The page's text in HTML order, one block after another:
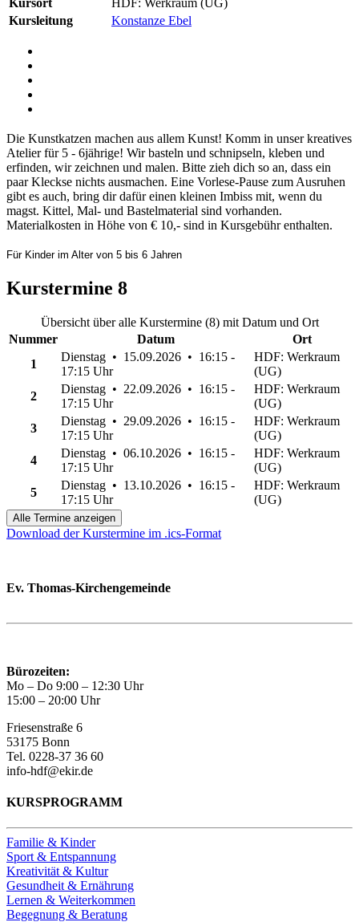
Kursort
HDF: Werkraum (UG)
Kursleitung
Konstanze Ebel
Die Kunstkatzen machen aus allem Kunst! Komm in unser kreatives
Atelier für 5 - 6jährige! Wir basteln und schnipseln, kleben und
erfinden, wir zeichnen und malen. Bitte zieh dich so an, dass ein
paar Kleckse nichts ausmachen. Eine Vorlese-Pause zum Ausruhen
gibt es auch, bring dir dafür einen kleinen Imbiss mit, wenn du
magst. Kittel, Mal- und Bastelmaterial sind vorhanden.
Materialkosten in Höhe von € 10,- sind in Kursgebühr enthalten.
Für Kinder im Alter von 5 bis 6 Jahren
Kurstermine 8
Übersicht über alle Kurstermine (8) mit Datum und Ort
Nummer
Datum
Ort
1
Dienstag • 15.09.2026 • 16:15 -
17:15 Uhr
HDF: Werkraum
(UG)
2
Dienstag • 22.09.2026 • 16:15 -
17:15 Uhr
HDF: Werkraum
(UG)
3
Dienstag • 29.09.2026 • 16:15 -
17:15 Uhr
HDF: Werkraum
(UG)
4
Dienstag • 06.10.2026 • 16:15 -
17:15 Uhr
HDF: Werkraum
(UG)
5
Dienstag • 13.10.2026 • 16:15 -
17:15 Uhr
HDF: Werkraum
(UG)
Alle Termine anzeigen
Download der Kurstermine im .ics-Format
Ev. Thomas-Kirchengemeinde
Bürozeiten:
Mo – Do 9:00 – 12:30 Uhr
15:00 – 20:00 Uhr
Friesenstraße 6
53175 Bonn
Tel. 0228-37 36 60
info-hdf@ekir.de
KURSPROGRAMM
Familie & Kinder
Sport & Entspannung
Kreativität & Kultur
Gesundheit & Ernährung
Lernen & Weiterkommen
Begegnung & Beratung